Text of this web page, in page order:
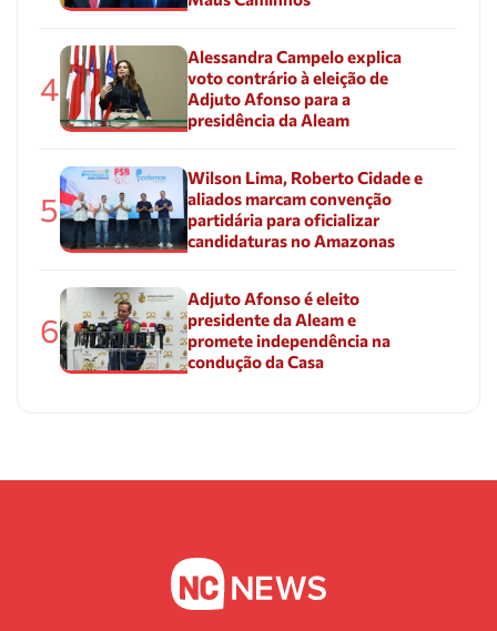
4
Alessandra Campelo explica
voto contrário à eleição de
Adjuto Afonso para a
presidência da Aleam
5
Wilson Lima, Roberto Cidade e
aliados marcam convenção
partidária para oficializar
candidaturas no Amazonas
6
Adjuto Afonso é eleito
presidente da Aleam e
promete independência na
condução da Casa